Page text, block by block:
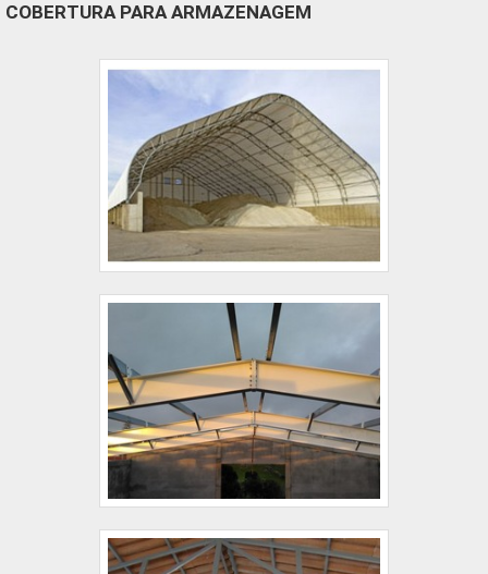
COBERTURA PARA ARMAZENAGEM